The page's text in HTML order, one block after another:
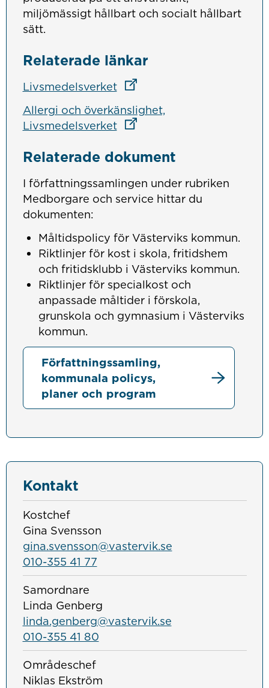
miljömässigt hållbart och socialt hållbart
sätt.
Relaterade länkar
LivsmedelsverketLänk till annan webbplats
Länk till annan webbplats
Allergi och överkänslighet,
LivsmedelsverketLänk till annan webbplats
Länk till annan webbplats
Relaterade dokument
I författningssamlingen under rubriken
Medborgare och service hittar du
dokumenten:
Måltidspolicy för Västerviks kommun.
Riktlinjer för kost i skola, fritidshem
och fritidsklubb i Västerviks kommun.
Riktlinjer för specialkost och
anpassade måltider i förskola,
grunskola och gymnasium i Västerviks
kommun.
Författningssamling,
kommunala policys,
planer och program
Kontakt
Kostchef
Gina Svensson
gina.svensson@vastervik.se
010-355 41 77
Samordnare
Linda Genberg
linda.genberg@vastervik.se
010-355 41 80
Områdeschef
Niklas Ekström